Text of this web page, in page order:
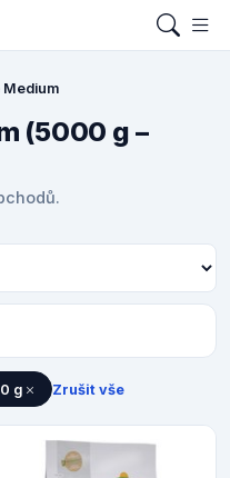
Medium
(5000 g –
g Zrušit vše